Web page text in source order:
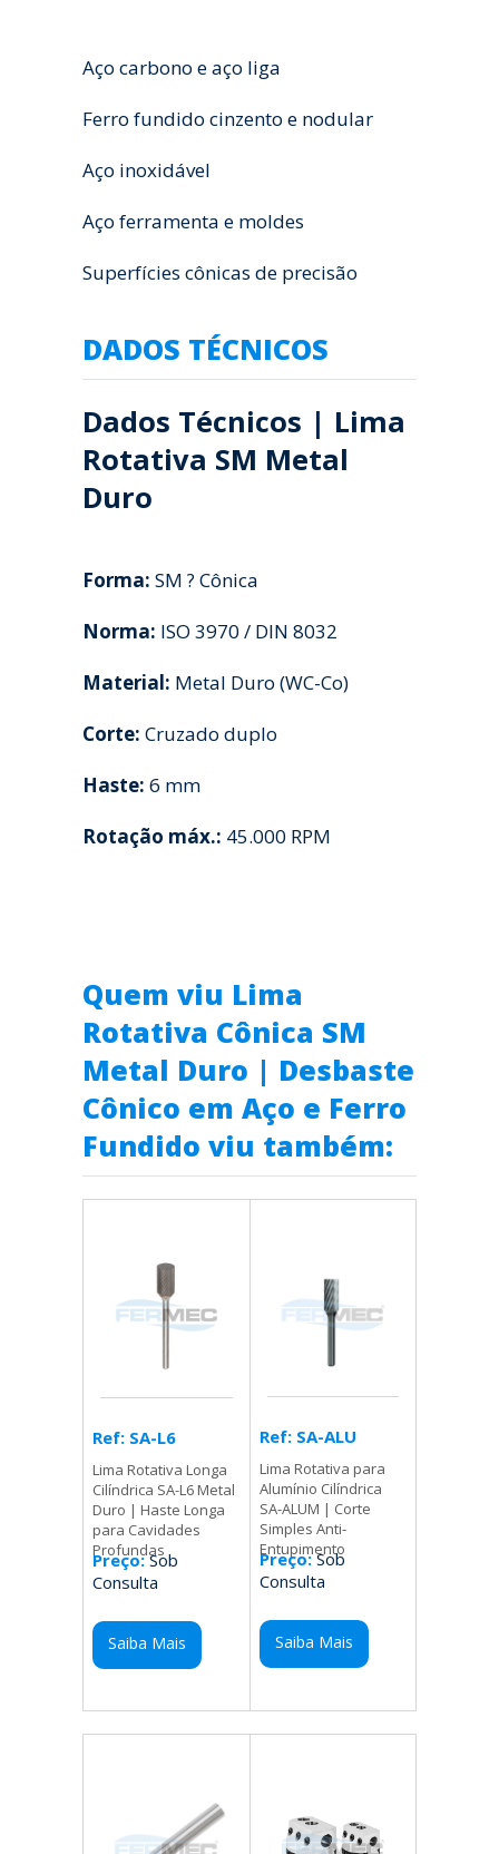
Aço carbono e aço liga
Ferro fundido cinzento e nodular
Aço inoxidável
Aço ferramenta e moldes
Superfícies cônicas de precisão
DADOS TÉCNICOS
Dados Técnicos | Lima
Rotativa SM Metal
Duro
Forma: SM ? Cônica
Norma: ISO 3970 / DIN 8032
Material: Metal Duro (WC-Co)
Corte: Cruzado duplo
Haste: 6 mm
Rotação máx.: 45.000 RPM
Quem viu Lima
Rotativa Cônica SM
Metal Duro | Desbaste
Cônico em Aço e Ferro
Fundido viu também:
Ref: SA-L6
Lima Rotativa Longa
Cilíndrica SA-L6 Metal
Duro | Haste Longa
para Cavidades
Profundas
Preço:Sob
Consulta
Saiba Mais
Ref: SA-ALU
Lima Rotativa para
Alumínio Cilíndrica
SA-ALUM | Corte
Simples Anti-
Entupimento
Preço:Sob
Consulta
Saiba Mais